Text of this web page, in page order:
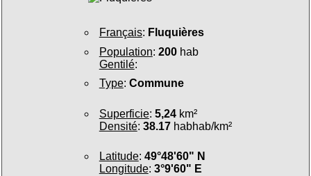
Français: Fluquières
Population: 200hab
Gentilé:
Type: Commune
Superficie: 5,24km²
Densité: 38.17habhab/km²
Latitude: 49°48'60" N
Longitude: 3°9'60" E